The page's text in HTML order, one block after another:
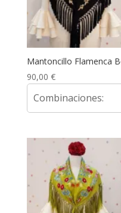
Mantoncillo Flamenca
90,00 €
Combinaciones: